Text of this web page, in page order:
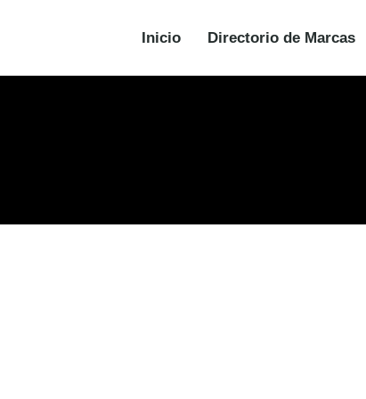
Inicio Directorio de Marcas